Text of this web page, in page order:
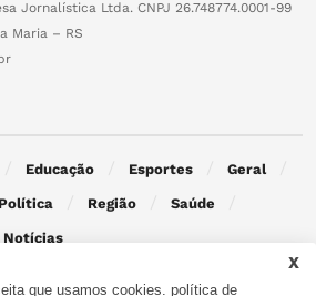
Jornalística Ltda. CNPJ 26.748774.0001-99
Maria – RS
Educação Esportes Geral
Política Região Saúde
Notícias
que usamos cookies. política de